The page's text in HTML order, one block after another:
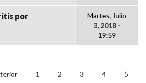
por
Martes, Julio
3, 2018 -
19:59
1 2 3 4 5